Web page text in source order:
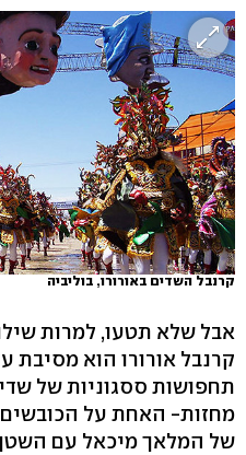
קרנבל השדים באורורו, בוליביה
אבל שלא תטעו, למרות
קרנבל אורורו הוא מסיבת
תחפושות ססגוניות של
מחזות- האחת על
של המלאך מיכאל עם